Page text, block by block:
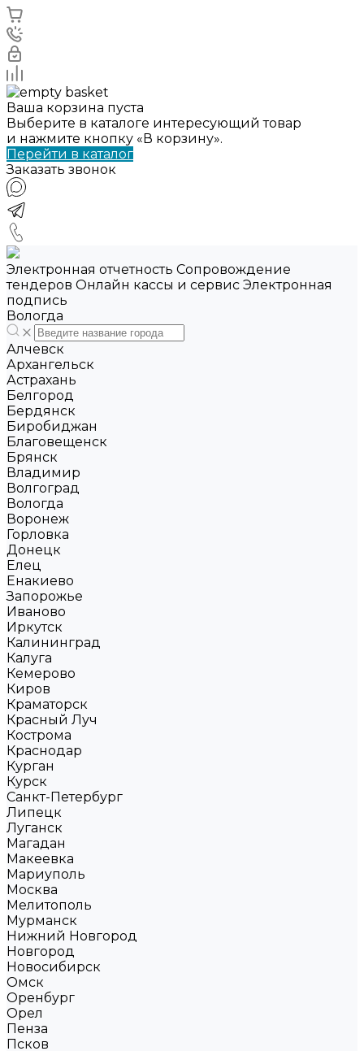
Ваша корзина пуста
Выберите в каталоге интересующий товар
и нажмите кнопку «В корзину».
Перейти в каталог
Заказать звонок
Электронная отчетность Сопровождение
тендеров Онлайн кассы и сервис Электронная
подпись
Вологда
Алчевск
Архангельск
Астрахань
Белгород
Бердянск
Биробиджан
Благовещенск
Брянск
Владимир
Волгоград
Вологда
Воронеж
Горловка
Донецк
Елец
Енакиево
Запорожье
Иваново
Иркутск
Калининград
Калуга
Кемерово
Киров
Краматорск
Красный Луч
Кострома
Краснодар
Курган
Курск
Санкт-Петербург
Липецк
Луганск
Магадан
Макеевка
Мариуполь
Москва
Мелитополь
Мурманск
Нижний Новгород
Новгород
Новосибирск
Омск
Оренбург
Орел
Пенза
Псков